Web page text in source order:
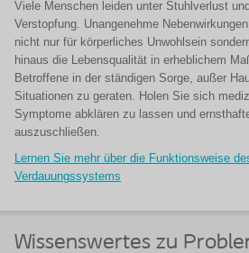
Viele Menschen leiden unter Stuhlverlust
Verstopfung. Unangenehme
nicht nur für körperliches Unwohlsein
hinaus die Lebensqualität in erheblichem
Betroffene in der ständigen Sorge, außer
Situationen zu geraten. Holen Sie sich
Symptome abklären zu lassen und
auszuschließen.
Lernen Sie mehr über die Funktionsweise
Verdauungssystems
Wissenswertes zu